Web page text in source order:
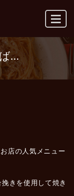
MENU
…
店の人気メニュー
きを使用して焼き